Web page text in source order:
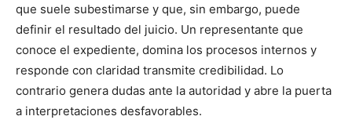
que suele subestimarse y que, sin embargo, puede
definir el resultado del juicio. Un representante que
conoce el expediente, domina los procesos internos y
responde con claridad transmite credibilidad. Lo
contrario genera dudas ante la autoridad y abre la puerta
a interpretaciones desfavorables.